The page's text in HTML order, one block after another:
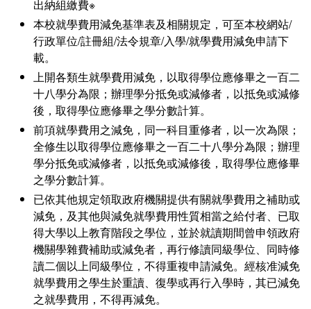
出納組繳費※
本校就學費用減免基準表及相關規定，可至本校網站/
行政單位/註冊組/法令規章/入學/就學費用減免申請下
載。
上開各類生就學費用減免，以取得學位應修畢之一百二
十八學分為限；辦理學分抵免或減修者，以抵免或減修
後，取得學位應修畢之學分數計算。
前項就學費用之減免，同一科目重修者，以一次為限；
全修生以取得學位應修畢之一百二十八學分為限；辦理
學分抵免或減修者，以抵免或減修後，取得學位應修畢
之學分數計算。
已依其他規定領取政府機關提供有關就學費用之補助或
減免，及其他與減免就學費用性質相當之給付者、已取
得大學以上教育階段之學位，並於就讀期間曾申領政府
機關學雜費補助或減免者，再行修讀同級學位、同時修
讀二個以上同級學位，不得重複申請減免。經核准減免
就學費用之學生於重讀、復學或再行入學時，其已減免
之就學費用，不得再減免。